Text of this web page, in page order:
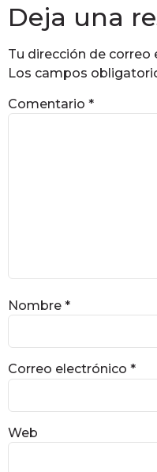
Deja una
Tu dirección de correo
Los campos
Comentario *
Nombre *
Correo electrónico *
Web